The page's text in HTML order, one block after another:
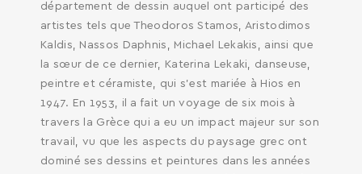
département de dessin auquel ont participé des
artistes tels que Theodoros Stamos, Aristodimos
Kaldis, Nassos Daphnis, Michael Lekakis, ainsi que
la sœur de ce dernier, Katerina Lekaki, danseuse,
peintre et céramiste, qui s’est mariée à Hios en
1947. En 1953, il a fait un voyage de six mois à
travers la Grèce qui a eu un impact majeur sur son
travail, vu que les aspects du paysage grec ont
dominé ses dessins et peintures dans les années